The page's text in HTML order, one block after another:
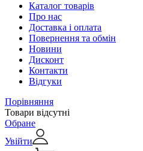
Каталог товарів
Про нас
Доставка і оплата
Повернення та обмін
Новини
Дисконт
Контакти
Відгуки
Порівняння
Товари відсутні
Обране
Увійти